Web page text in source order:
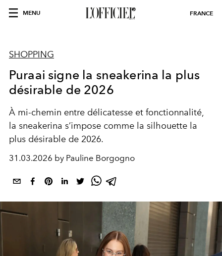
MENU FRANCE
SHOPPING
Puraai signe la sneakerina la plus
désirable de 2026
À mi-chemin entre délicatesse et fonctionnalité,
la sneakerina s’impose comme la silhouette la
plus désirable de 2026.
31.03.2026 by Pauline Borgogno